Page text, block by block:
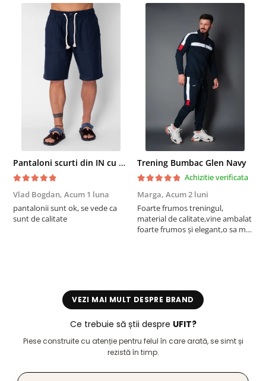
Pantaloni scurti din IN cu nasture si snur Navy
Vlad Bogdan, Acum 1 luna
pantalonii sunt ok, se vede ca
sunt de calitate
Trening Bumbac Glen Navy
Achizitie verificata
Marga, Acum 2 luni
Foarte frumos treningul,
material de calitate,vine ambalat
foarte frumos și elegant,o sa mai
VEZI MAI MULT DESPRE BRAND
Ce trebuie să știi despre UFIT?
Piese construite cu atenție pentru felul în care arată, se simt și
rezistă în timp.